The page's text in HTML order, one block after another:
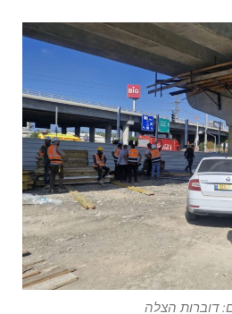
דוברות הצלה